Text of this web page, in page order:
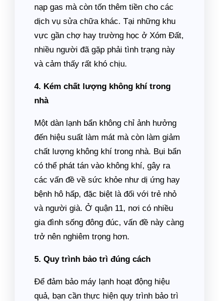
nạp gas mà còn tốn thêm tiền cho các
dịch vụ sửa chữa khác. Tại những khu
vực gần chợ hay trường học ở Xóm Đất,
nhiều người đã gặp phải tình trạng này
và cảm thấy rất khó chịu.
4. Kém chất lượng không khí trong
nhà
Một dàn lạnh bẩn không chỉ ảnh hưởng
đến hiệu suất làm mát mà còn làm giảm
chất lượng không khí trong nhà. Bụi bẩn
có thể phát tán vào không khí, gây ra
các vấn đề về sức khỏe như dị ứng hay
bệnh hô hấp, đặc biệt là đối với trẻ nhỏ
và người già. Ở quận 11, nơi có nhiều
gia đình sống đông đúc, vấn đề này càng
trở nên nghiêm trọng hơn.
5. Quy trình bảo trì đúng cách
Để đảm bảo máy lạnh hoạt động hiệu
quả, bạn cần thực hiện quy trình bảo trì